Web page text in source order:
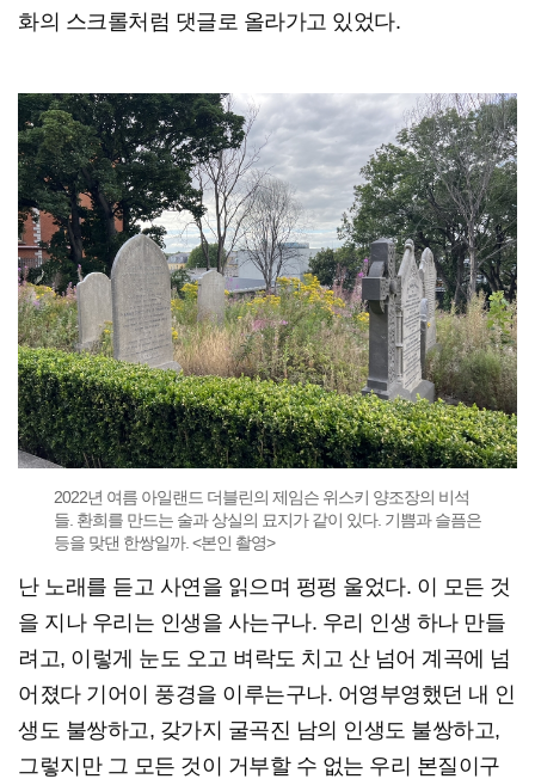
화의 스크롤처럼 댓글로 올라가고 있었다.
2022년 여름 아일랜드 더블린의 제임슨 위스키 양조장의 비석
들. 환희를 만드는 술과 상실의 묘지가 같이 있다. 기쁨과 슬픔은
등을 맞댄 한쌍일까. <본인 촬영>
난 노래를 듣고 사연을 읽으며 펑펑 울었다. 이 모든 것
을 지나 우리는 인생을 사는구나. 우리 인생 하나 만들
려고, 이렇게 눈도 오고 벼락도 치고 산 넘어 계곡에 넘
어졌다 기어이 풍경을 이루는구나. 어영부영했던 내 인
생도 불쌍하고, 갖가지 굴곡진 남의 인생도 불쌍하고,
그렇지만 그 모든 것이 거부할 수 없는 우리 본질이구